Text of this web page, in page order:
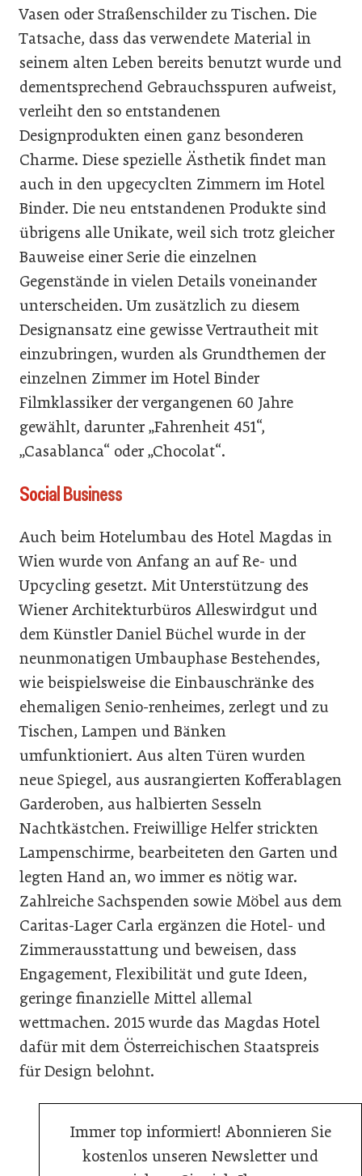
Vasen oder Straßenschilder zu Tischen. Die
Tatsache, dass das verwendete Material in
seinem alten Leben bereits benutzt wurde und
dementsprechend Gebrauchsspuren aufweist,
verleiht den so entstandenen
Designprodukten einen ganz besonderen
Charme. Diese spezielle Ästhetik findet man
auch in den upgecyclten Zimmern im Hotel
Binder. Die neu entstandenen Produkte sind
übrigens alle Unikate, weil sich trotz gleicher
Bauweise einer Serie die einzelnen
Gegenstände in vielen Details voneinander
unterscheiden. Um zusätzlich zu diesem
Designansatz eine gewisse Vertrautheit mit
einzubringen, wurden als Grundthemen der
einzelnen Zimmer im Hotel Binder
Filmklassiker der vergangenen 60 Jahre
gewählt, darunter „Fahrenheit 451“,
„Casablanca“ oder „Chocolat“.
Social Business
Auch beim Hotelumbau des Hotel Magdas in
Wien wurde von Anfang an auf Re- und
Upcycling gesetzt. Mit Unterstützung des
Wiener Architekturbüros Alleswirdgut und
dem Künstler Daniel Büchel wurde in der
neunmonatigen Umbauphase Bestehendes,
wie beispielsweise die Einbauschränke des
ehemaligen Senio-renheimes, zerlegt und zu
Tischen, Lampen und Bänken
umfunktioniert. Aus alten Türen wurden
neue Spiegel, aus ausrangierten Kofferablagen
Garderoben, aus halbierten Sesseln
Nachtkästchen. Freiwillige Helfer strickten
Lampenschirme, bearbeiteten den Garten und
legten Hand an, wo immer es nötig war.
Zahlreiche Sachspenden sowie Möbel aus dem
Caritas-Lager Carla ergänzen die Hotel- und
Zimmerausstattung und beweisen, dass
Engagement, Flexibilität und gute Ideen,
geringe finanzielle Mittel allemal
wettmachen. 2015 wurde das Magdas Hotel
dafür mit dem Österreichischen Staatspreis
für Design belohnt.
Immer top informiert! Abonnieren Sie
kostenlos unseren Newsletter und